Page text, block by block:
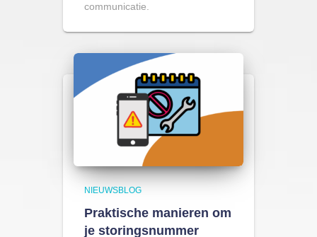
communicatie.
NIEUWSBLOG
Praktische manieren om
je storingsnummer